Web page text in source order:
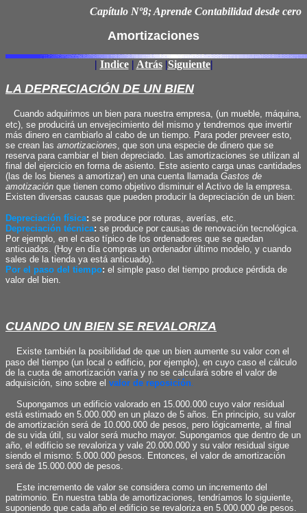
Capítulo Nº8; Aprende Contabilidad desde cero
Amortizaciones
| Indice| Atrás|Siguiente|
LA DEPRECIACIÓN DE UN BIEN
Cuando adquirimos un bien para nuestra empresa, (un mueble, máquina,
etc), se producirá un envejecimiento del mismo y tendremos que invertir
más dinero en cambiarlo al cabo de un tiempo. Para poder preveer esto,
se crean las amortizaciones, que son una especie de dinero que se
reserva para cambiar el bien depreciado. Las amortizaciones se utilizan al
final del ejercicio en forma de asiento. Este asiento carga unas cantidades
(las de los bienes a amortizar) en una cuenta llamada Gastos de
amotización que tienen como objetivo disminuir el Activo de la empresa.
Existen diversas causas que pueden producir la depreciación de un bien:
Depreciación física: se produce por roturas, averías, etc.
Depreciación técnica: se produce por causas de renovación tecnológica.
Por ejemplo, en el caso típico de los ordenadores que se quedan
anticuados. (Hoy en día compras un ordenador último modelo, y cuando
sales de la tienda ya está anticuado).
Por el paso del tiempo: el simple paso del tiempo produce pérdida de
valor del bien.
CUANDO UN BIEN SE REVALORIZA
Existe también la posibilidad de que un bien aumente su valor con el
paso del tiempo (un local o edificio, por ejemplo), en cuyo caso el cálculo
de la cuota de amortización varía y no se calculará sobre el valor de
adquisición, sino sobre el valor de reposición.
Supongamos un edificio valorado en 15.000.000 cuyo valor residual
está estimado en 5.000.000 en un plazo de 5 años. En principio, su valor
de amortización será de 10.000.000 de pesos, pero lógicamente, al final
de su vida útil, su valor será mucho mayor. Supongamos que dentro de un
año, el edificio se revaloriza y vale 20.000.000 y su valor residual sigue
siendo el mismo: 5.000.000 pesos. Entonces, el valor de amortización
será de 15.000.000 de pesos.
Este incremento de valor se considera como un incremento del
patrimonio. En nuestra tabla de amortizaciones, tendríamos lo siguiente,
suponiendo que cada año el edificio se revaloriza en 5.000.000 de pesos.